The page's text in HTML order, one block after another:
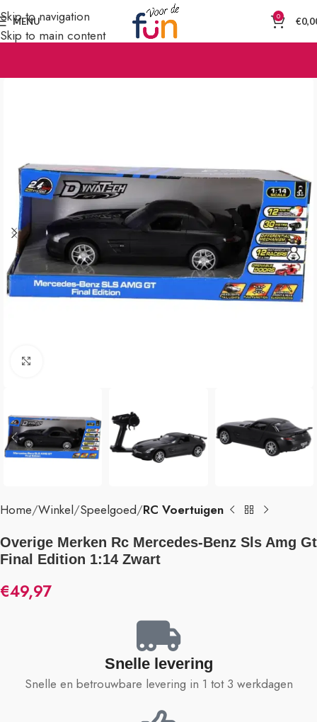
Skip to navigation
Skip to main content
MENU 0 €
Home Winkel Speelgoed RC Voertuigen
Overige Merken Rc Mercedes-Benz Sls Amg Gt
Final Edition 1:14 Zwart
€49,97
Snelle levering
Snelle en betrouwbare levering in 1 tot 3 werkdagen